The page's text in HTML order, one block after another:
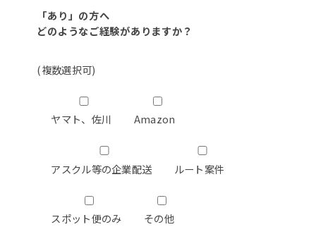
「あり」の方へ
どのようなご経験がありますか？
(複数選択可)
ヤマト、佐川 Amazon
アスクル等の企業配送 ルート案件
スポット便のみ
その他